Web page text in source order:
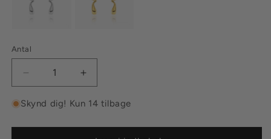
Antal
Reducer
antallet
for
Koral
Øg
antallet
for
Koral
Skynd dig! Kun 14 tilbage